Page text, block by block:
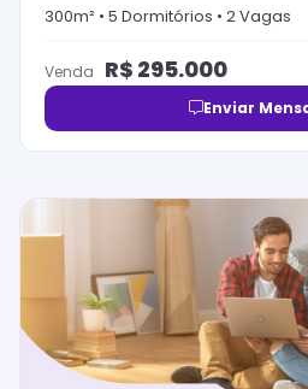
300m² • 5 Dormitórios • 2Vagas
Venda R$ 295.000
Enviar